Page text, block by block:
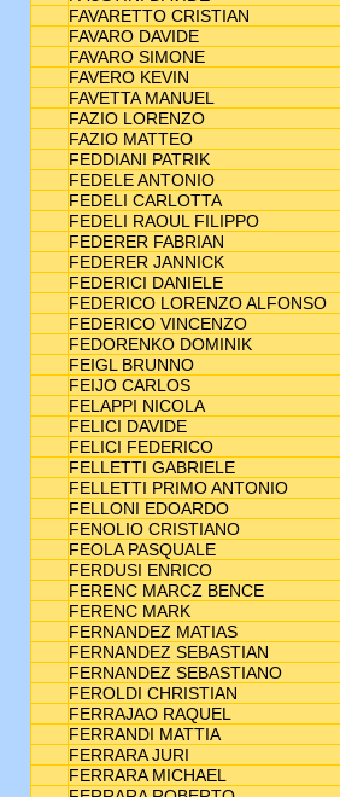
FAVARETTO CRISTIAN
FAVARO DAVIDE
FAVARO SIMONE
FAVERO KEVIN
FAVETTA MANUEL
FAZIO LORENZO
FAZIO MATTEO
FEDDIANI PATRIK
FEDELE ANTONIO
FEDELI CARLOTTA
FEDELI RAOUL FILIPPO
FEDERER FABRIAN
FEDERER JANNICK
FEDERICI DANIELE
FEDERICO LORENZO ALFONSO
FEDERICO VINCENZO
FEDORENKO DOMINIK
FEIGL BRUNNO
FEIJO CARLOS
FELAPPI NICOLA
FELICI DAVIDE
FELICI FEDERICO
FELLETTI GABRIELE
FELLETTI PRIMO ANTONIO
FELLONI EDOARDO
FENOLIO CRISTIANO
FEOLA PASQUALE
FERDUSI ENRICO
FERENC MARCZ BENCE
FERENC MARK
FERNANDEZ MATIAS
FERNANDEZ SEBASTIAN
FERNANDEZ SEBASTIANO
FEROLDI CHRISTIAN
FERRAJAO RAQUEL
FERRANDI MATTIA
FERRARA JURI
FERRARA MICHAEL